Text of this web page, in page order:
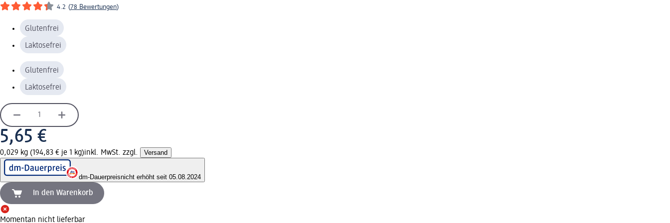
4.2 (78 Bewertungen)
Glutenfrei
Laktosefrei
Glutenfrei
Laktosefrei
5,65 €
0,029 kg (194,83 € je 1 kg)inkl. MwSt. zzgl. Versand
dm-Dauerpreisnicht erhöht seit 05.08.2024
In den Warenkorb
Momentan nicht lieferbar